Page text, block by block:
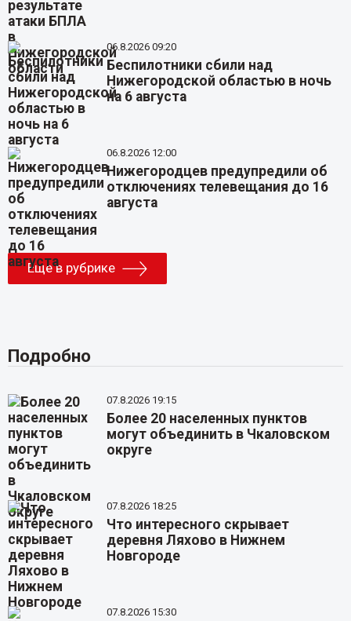
06.8.2026 09:20
Беспилотники сбили над
Нижегородской областью в ночь
на 6 августа
06.8.2026 12:00
Нижегородцев предупредили об
отключениях телевещания до 16
августа
Еще в рубрике
Подробно
07.8.2026 19:15
Более 20 населенных пунктов
могут объединить в Чкаловском
округе
07.8.2026 18:25
Что интересного скрывает
деревня Ляхово в Нижнем
Новгороде
07.8.2026 15:30